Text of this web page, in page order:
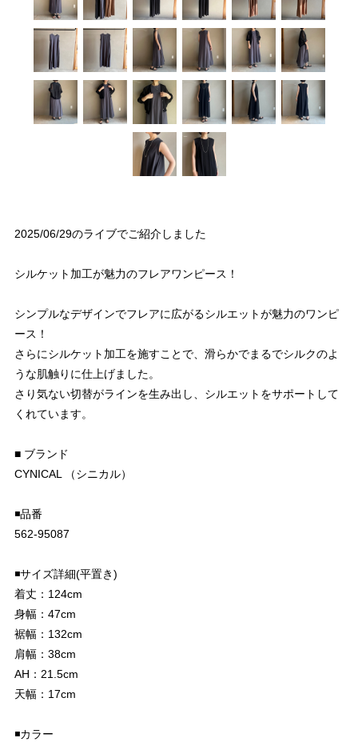
2025/06/29のライブでご紹介しました
シルケット加工が魅力のフレアワンピース！
シンプルなデザインでフレアに広がるシルエットが魅力のワンピ
ース！
さらにシルケット加工を施すことで、滑らかでまるでシルクのよ
うな肌触りに仕上げました。
さり気ない切替がラインを生み出し、シルエットをサポートして
くれています。
■ ブランド
CYNICAL （シニカル）
◾️品番
562-95087
◾️サイズ詳細(平置き)
着丈：124cm
身幅：47cm
裾幅：132cm
肩幅：38cm
AH：21.5cm
天幅：17cm
◾️カラー